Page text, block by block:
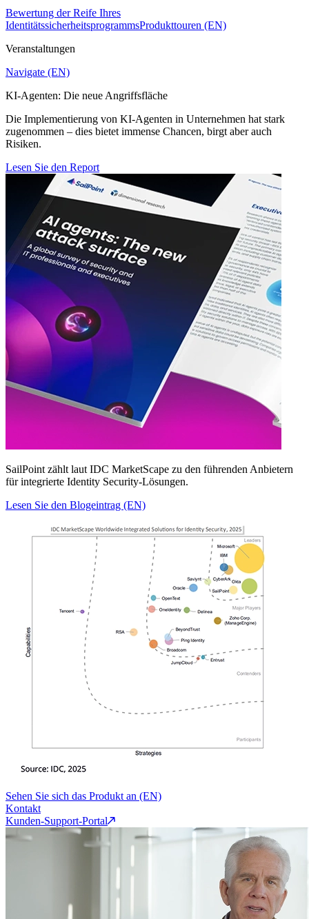
Bewertung der Reife Ihres
IdentitätssicherheitsprogrammsProdukttouren (EN)
Veranstaltungen
Navigate (EN)
KI-Agenten: Die neue Angriffsfläche
Die Implementierung von KI-Agenten in Unternehmen hat stark
zugenommen – dies bietet immense Chancen, birgt aber auch
Risiken.
Lesen Sie den Report
SailPoint zählt laut IDC MarketScape zu den führenden Anbietern
für integrierte Identity Security‑Lösungen.
Lesen Sie den Blogeintrag (EN)
Sehen Sie sich das Produkt an (EN)
Kontakt
Kunden-Support-Portal